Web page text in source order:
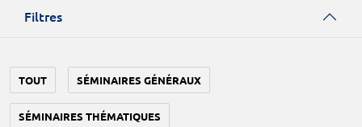
Filtres
TOUT SÉMINAIRES GÉNÉRAUX
SÉMINAIRES THÉMATIQUES